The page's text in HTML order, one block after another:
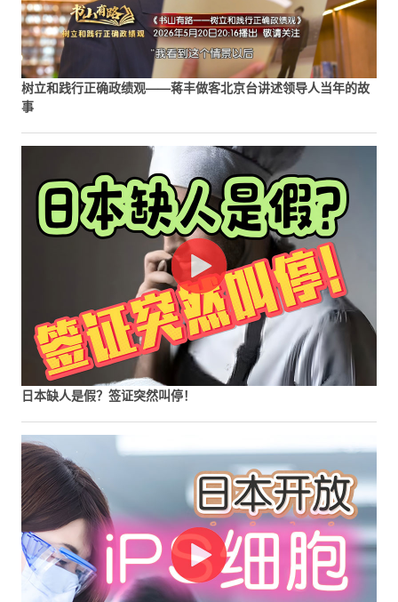
树立和践行正确政绩观——蒋丰做客北京台讲述领导人当年的故
事
日本缺人是假？签证突然叫停！